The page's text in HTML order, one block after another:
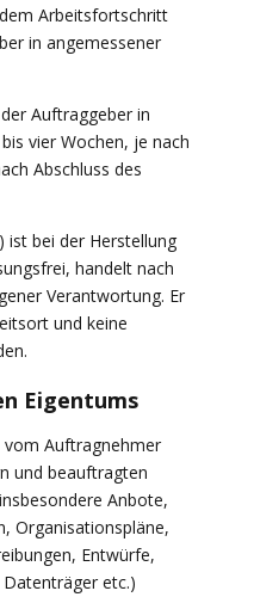
Arbeitsfortschritt
in angemessener
Auftraggeber in
vier Wochen, je nach
Abschluss des
ist bei der Herstellung
handelt nach
Verantwortung. Er
und keine
Eigentums
vom Auftragnehmer
und beauftragten
Anbote,
Organisationspläne,
Entwürfe,
etc.)